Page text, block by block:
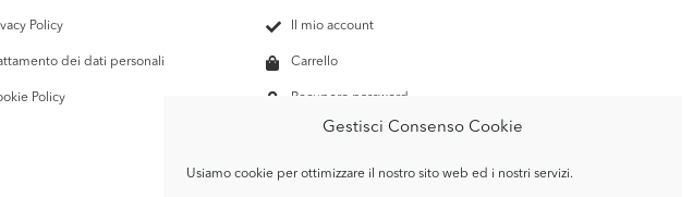
Gestisci Consenso Cookie
Usiamo cookie per ottimizzare il nostro sito web ed i nostri servizi.
Policy
dei dati personali
Policy
Il mio account
Carrello
Recupero password
Termini e Condizioni